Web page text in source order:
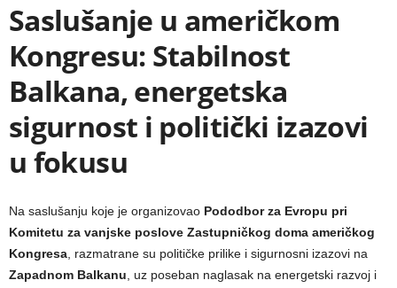
Saslušanje u američkom
Kongresu: Stabilnost
Balkana, energetska
sigurnost i politički izazovi
u fokusu
Na saslušanju koje je organizovao Pododbor za Evropu pri
Komitetu za vanjske poslove Zastupničkog doma američkog
Kongresa , razmatrane su političke prilike i sigurnosni izazovi na
Zapadnom Balkanu , uz poseban naglasak na energetski razvoj i